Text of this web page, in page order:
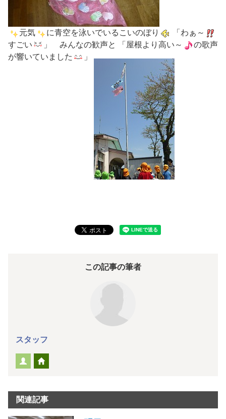
元気 に青空を泳いでいるこいのぼり
「わぁ～
すごい
」 みんなの歓声と 「屋根より高い～
の歌声
が響いていました
」
この記事の筆者
スタッフ
関連記事